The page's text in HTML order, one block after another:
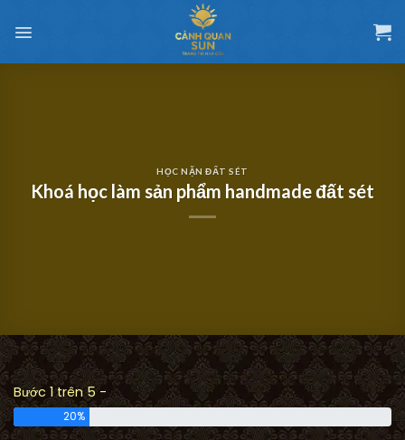
đến
dung
HỌC NẶN ĐẤT SÉT
Khoá học làm sản phẩm handmade đất sét
Bước 1 trên 5 -
20%